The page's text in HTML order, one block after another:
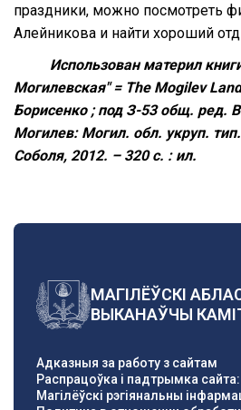
праздники, можно посмотреть
Алейникова и найти хороший
Использован материл
Могилевская" = The Mogilev
Борисенко ; под З-53 общ. ред.
Могилев: Могил. обл. укруп.
Соболя, 2012. – 320 с. : ил.
МАГІЛЁЎСКІ
ВЫКАНАЎЧЫ
Адказныя за работу з сайтам
Распрацоўка і падтрымка сайта:
Магілёўскі рэгіянальны